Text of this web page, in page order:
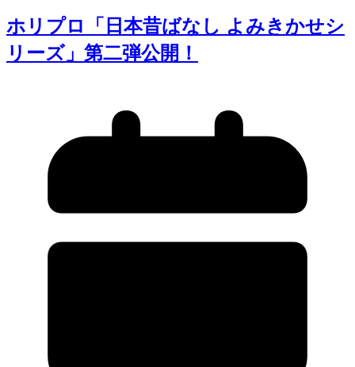
ホリプロ「日本昔ばなし よみきかせシ
リーズ」第二弾公開！